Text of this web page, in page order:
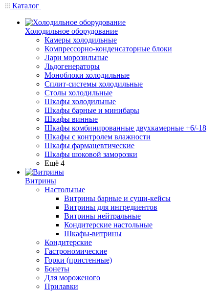
Каталог
Холодильное оборудование
Камеры холодильные
Компрессорно-конденсаторные блоки
Лари морозильные
Льдогенераторы
Моноблоки холодильные
Сплит-системы холодильные
Столы холодильные
Шкафы холодильные
Шкафы барные и минибары
Шкафы винные
Шкафы комбинированные двухкамерные +6/-18
Шкафы с контролем влажности
Шкафы фармацевтические
Шкафы шоковой заморозки
Ещё 4
Витрины
Настольные
Витрины барные и суши-кейсы
Витрины для ингредиентов
Витрины нейтральные
Кондитерские настольные
Шкафы-витрины
Кондитерские
Гастрономические
Горки (пристенные)
Бонеты
Для мороженого
Прилавки